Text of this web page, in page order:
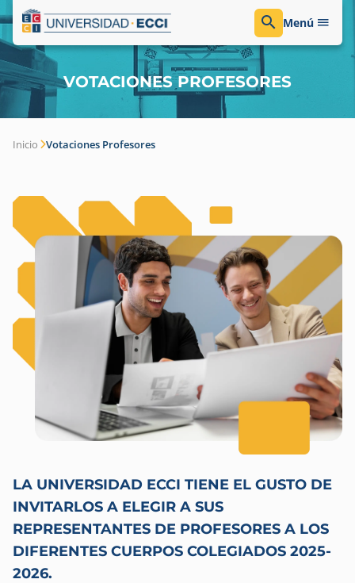
Menú
VOTACIONES PROFESORES
Inicio Votaciones Profesores
LA UNIVERSIDAD ECCI TIENE EL GUSTO DE
INVITARLOS A ELEGIR A SUS
REPRESENTANTES DE PROFESORES A LOS
DIFERENTES CUERPOS COLEGIADOS 2025-
2026.